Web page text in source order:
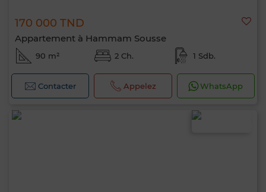
170 000 TND
Appartement à Hammam Sousse
90 m² 2 Ch. 1 Sdb.
Contacter Appelez WhatsApp